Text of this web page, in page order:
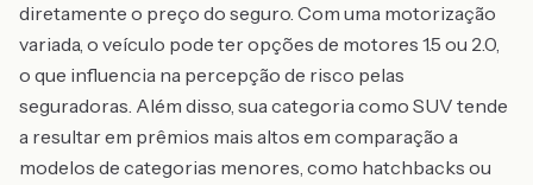
diretamente o preço do seguro. Com uma motorização
variada, o veículo pode ter opções de motores 1.5 ou 2.0,
o que influencia na percepção de risco pelas
seguradoras. Além disso, sua categoria como SUV tende
a resultar em prêmios mais altos em comparação a
modelos de categorias menores, como hatchbacks ou